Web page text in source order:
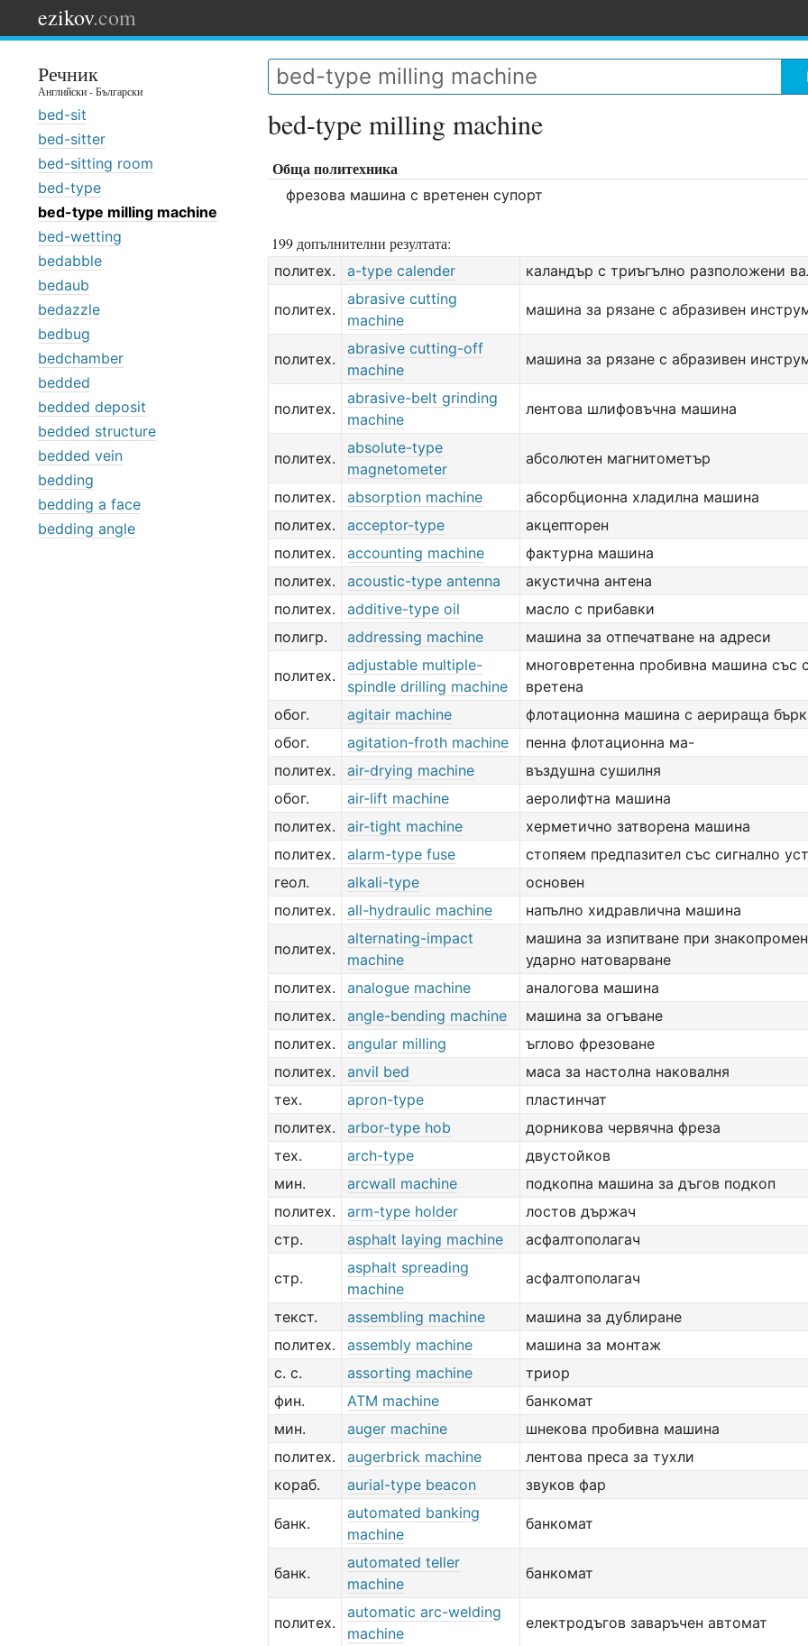
ezikov.com
Речник
Английски - Български
bed-sit
bed-sitter
bed-sitting room
bed-type
bed-type milling machine
bed-wetting
bedabble
bedaub
bedazzle
bedbug
bedchamber
bedded
bedded deposit
bedded structure
bedded vein
bedding
bedding a face
bedding angle
bed-type milling machine
Обща политехника
фрезова машина с вретенен супорт
199 допълнителни резултата:
политех. a-type calender каландър с триъгълно разположени
политех.
abrasive cutting
machine
машина за рязане с абразивен
политех.
abrasive cutting-off
machine
машина за рязане с абразивен
политех.
abrasive-belt grinding
machine
лентова шлифовъчна машина
политех.
absolute-type
magnetometer
абсолютен магнитометър
политех. absorption machine
абсорбционна хладилна машина
политех.
acceptor-type
акцепторен
политех.
accounting machine
фактурна машина
политех.
acoustic-type antenna
акустична антена
политех.
additive-type oil
масло с прибавки
полигр.
addressing machine машина за отпечатване на адреси
политех.
adjustable multiple-
spindle drilling machine
многовретенна пробивна машина със
вретена
обог.
agitair machine
флотационна машина с аерираща
обог.
agitation-froth machine
пенна флотационна ма-
политех.
air-drying machine
въздушна сушилня
обог.
air-lift machine
аеролифтна машина
политех.
air-tight machine
херметично затворена машина
политех.
alarm-type fuse
стопяем предпазител със сигнално
геол.
alkali-type
основен
политех.
all-hydraulic machine напълно хидравлична машина
политех.
alternating-impact
machine
машина за изпитване при
ударно натоварване
политех.
analogue machine
аналогова машина
политех.
angle-bending machine
машина за огъване
политех.
angular milling
ъглово фрезоване
политех.
anvil bed
маса за настолна наковалня
тех.
apron-type
пластинчат
политех.
arbor-type hob
дорникова червячна фреза
тех.
arch-type
двустойков
мин.
arcwall machine
подкопна машина за дъгов подкоп
политех.
arm-type holder
лостов държач
стр.
asphalt laying machine асфалтополагач
стр.
asphalt spreading
machine
асфалтополагач
текст. assembling machine
машина за дублиране
политех.
assembly machine
машина за монтаж
с. с.
assorting machine
триор
фин.
ATM machine
банкомат
мин.
auger machine
шнекова пробивна машина
политех.
augerbrick machine
лентова преса за тухли
кораб.
aurial-type beacon звуков фар
банк.
automated banking
machine
банкомат
банк.
automated teller
machine
банкомат
политех.
automatic arc-welding
machine
електродъгов заваръчен автомат